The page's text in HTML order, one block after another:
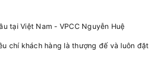
chí khách hàng là thượng đế và luôn đặt